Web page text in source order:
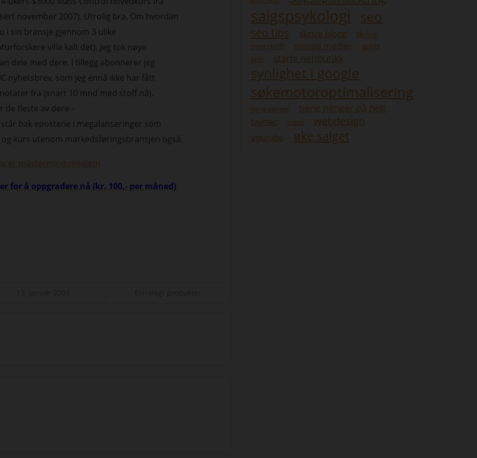
november 2007). Utrolig bra. Om hvordan
i sin bransje gjennom 3 ulike
ville kalt det). Jeg tok nøye
dele med dere. I tillegg abonnerer jeg
nyhetsbrev, som jeg ennå ikke har fått
fra (snart 10 mnd med stoff nå).
de fleste av dere –
bak epostene i megalanseringer som
kurs utenom markedsføringsbransjen også.
er mastermind-medlem
for å oppgradere nå (kr. 100,- per måned)
salgspsykologi seo
seo tips skrive blogg
skrive
overskrift
sosiale medier
splitt
test
starte nettbutikk
synlighet i google
søkemotoroptimalisering
tjene penger tjene penger på nett
twitter video webdesign
youtube øke salget